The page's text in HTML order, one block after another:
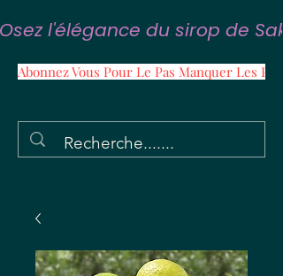
Osez l'élégance du sirop de
Abonnez Vous Pour Le Pas Manquer Les